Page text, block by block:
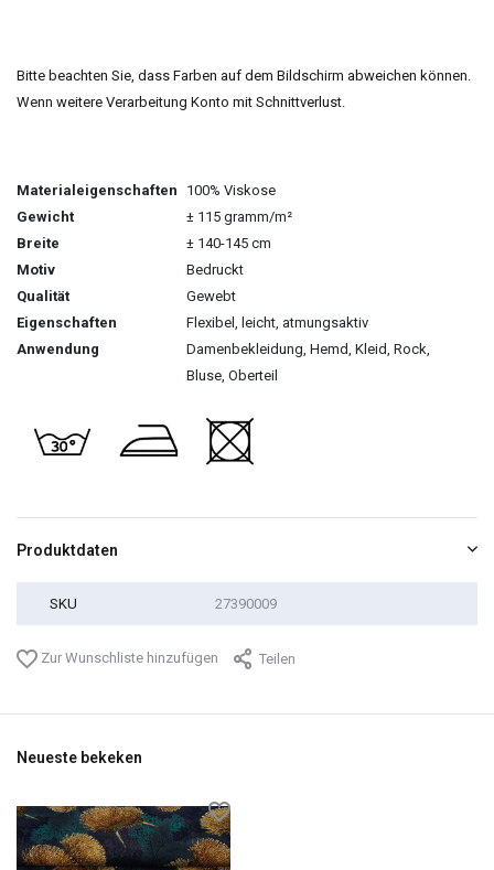
Bitte beachten Sie, dass Farben auf dem Bildschirm abweichen können.
Wenn weitere Verarbeitung Konto mit Schnittverlust.
Materialeigenschaften
100% Viskose
Gewicht
± 115 gramm/m²
Breite
± 140-145 cm
Motiv
Bedruckt
Qualität
Gewebt
Eigenschaften
Flexibel, leicht, atmungsaktiv
Anwendung
Damenbekleidung, Hemd, Kleid, Rock,
Bluse, Oberteil
Produktdaten
SKU 27390009
Zur Wunschliste hinzufügen Teilen
Neueste bekeken